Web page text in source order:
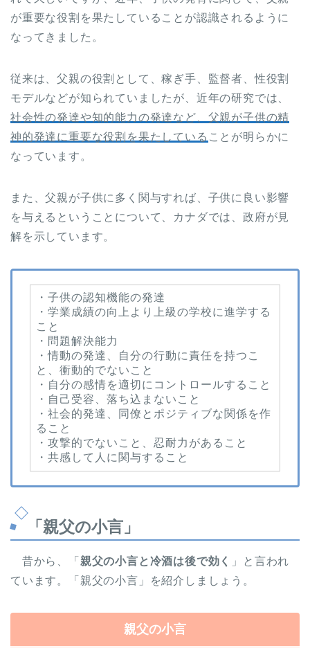
が重要な役割を果たしていることが認識されるように
なってきました。
従来は、父親の役割として、稼ぎ手、監督者、性役割
モデルなどが知られていましたが、近年の研究では、
社会性の発達や知的能力の発達など、父親が子供の精
神的発達に重要な役割を果たしている ことが明らかに
なっています。
また、父親が子供に多く関与すれば、子供に良い影響
を与えるということについて、カナダでは、政府が見
解を示しています。
・子供の認知機能の発達
・学業成績の向上より上級の学校に進学する
こと
・問題解決能力
・情動の発達、自分の行動に責任を持つこ
と、衝動的でないこと
・自分の感情を適切にコントロールすること
・自己受容、落ち込まないこと
・社会的発達、同僚とポジティブな関係を作
ること
・攻撃的でないこと、忍耐力があること
・共感して人に関与すること
「親父の小言」
昔から、「 親父の小言と冷酒は後で効く
」と言われ
ています。「親父の小言」を紹介しましょう。
親父の小言